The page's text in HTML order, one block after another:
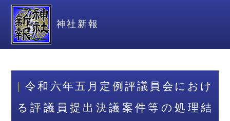
神社新報
令和六年五月定例評議員会におけ
る評議員提出決議案件等の処理結